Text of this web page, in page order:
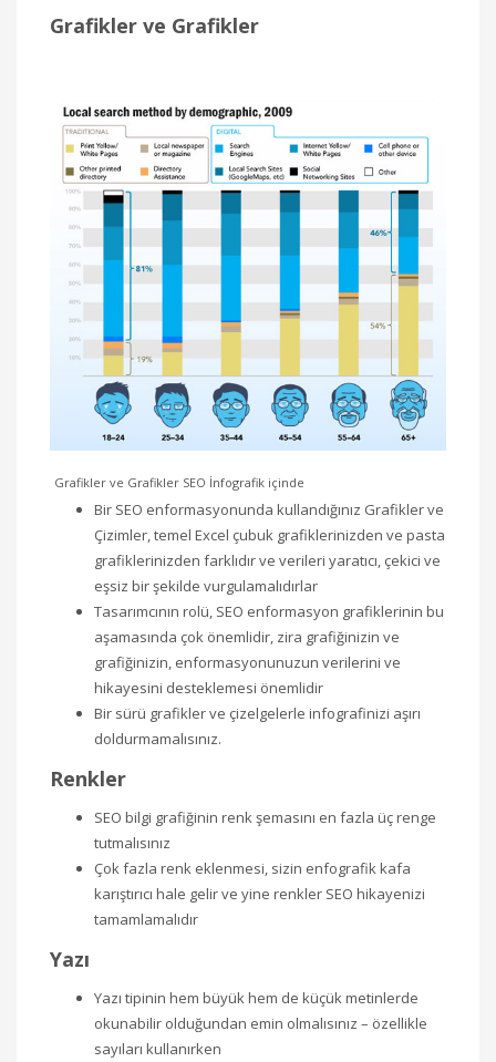
Grafikler ve Grafikler
Grafikler ve Grafikler SEO İnfografik içinde
Bir SEO enformasyonunda kullandığınız Grafikler ve
Çizimler, temel Excel çubuk grafiklerinizden ve pasta
grafiklerinizden farklıdır ve verileri yaratıcı, çekici ve
eşsiz bir şekilde vurgulamalıdırlar
Tasarımcının rolü, SEO enformasyon grafiklerinin bu
aşamasında çok önemlidir, zira grafiğinizin ve
grafiğinizin, enformasyonunuzun verilerini ve
hikayesini desteklemesi önemlidir
Bir sürü grafikler ve çizelgelerle infografinizi aşırı
doldurmamalısınız.
Renkler
SEO bilgi grafiğinin renk şemasını en fazla üç renge
tutmalısınız
Çok fazla renk eklenmesi, sizin enfografik kafa
karıştırıcı hale gelir ve yine renkler SEO hikayenizi
tamamlamalıdır
Yazı
Yazı tipinin hem büyük hem de küçük metinlerde
okunabilir olduğundan emin olmalısınız – özellikle
sayıları kullanırken